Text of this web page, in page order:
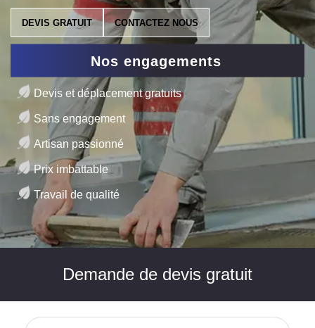
DEVIS GRATUIT CONTACTEZ NOUS
Nos engagements
Devis et déplacement gratuits
Sans engagement
Artisan passionné
Prix imbattable
Travail de qualité
Demande de devis gratuit